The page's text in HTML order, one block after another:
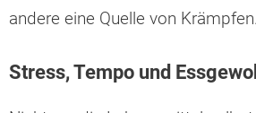
andere eine Quelle von Krämpfen.
Stress, Tempo und